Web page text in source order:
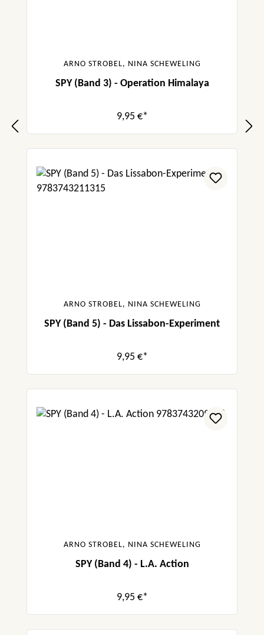
ARNO STROBEL, NINA SCHEWELING
SPY (Band 3) - Operation Himalaya
9,95 €*
ARNO STROBEL, NINA SCHEWELING
SPY (Band 5) - Das Lissabon-Experiment
9,95 €*
ARNO STROBEL, NINA SCHEWELING
SPY (Band 4) - L.A. Action
9,95 €*